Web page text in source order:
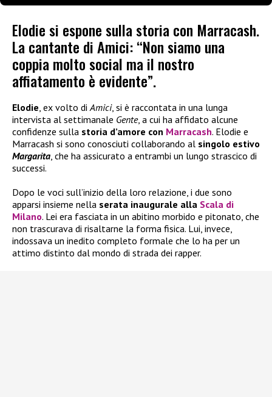
Elodie si espone sulla storia con Marracash.
La cantante di Amici: “Non siamo una
coppia molto social ma il nostro
affiatamento è evidente”.
Elodie, ex volto diAmici, si è raccontata in una lunga
intervista al settimanale Gente, a cui ha affidato alcune
confidenze sulla storia d’amore con Marracash. Elodie e
Marracash si sono conosciuti collaborando al singolo estivo
Margarita, che ha assicurato a entrambi un lungo strascico di
successi.
Dopo le voci sull’inizio della loro relazione, i due sono
apparsi insieme nella serata inaugurale alla Scala di
Milano. Lei era fasciata in un abitino morbido e pitonato, che
non trascurava di risaltarne la forma fisica. Lui, invece,
indossava un inedito completo formale che lo ha per un
attimo distinto dal mondo di strada dei rapper.